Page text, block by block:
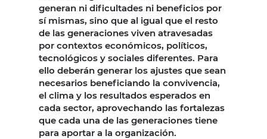
generan ni dificultades ni beneficios por
sí mismas, sino que al igual que el resto
de las generaciones viven atravesadas
por contextos económicos, políticos,
tecnológicos y sociales diferentes. Para
ello deberán generar los ajustes que sean
necesarios beneficiando la convivencia,
el clima y los resultados esperados en
cada sector, aprovechando las fortalezas
que cada una de las generaciones tiene
para aportar a la organización.